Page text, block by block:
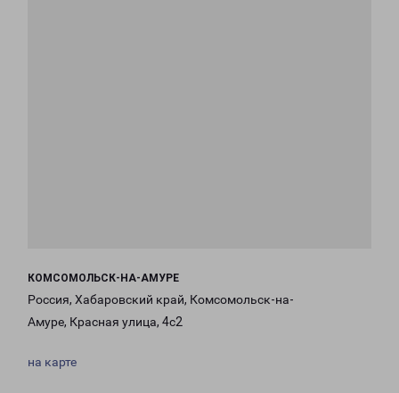
КОМСОМОЛЬСК-НА-АМУРЕ
Россия, Хабаровский край, Комсомольск-на-
Амуре, Красная улица, 4с2
на карте